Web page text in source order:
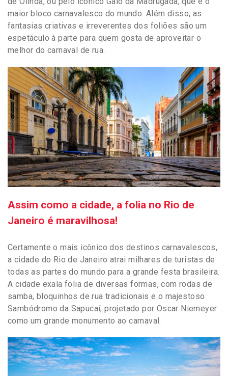
maior bloco carnavalesco do mundo. Além disso, as
fantasias criativas e irreverentes dos foliões são um
espetáculo à parte para quem gosta de aproveitar o
melhor do carnaval de rua.
Assim como a cidade, a folia no Rio de
Janeiro é maravilhosa!
Certamente o mais icônico dos destinos carnavalescos,
a cidade do Rio de Janeiro atrai milhares de turistas de
todas as partes do mundo para a grande festa brasileira.
A cidade exala folia de diversas formas, com rodas de
samba, bloquinhos de rua tradicionais e o majestoso
Sambódromo da Sapucaí, projetado por Oscar Niemeyer
como um grande monumento ao carnaval.